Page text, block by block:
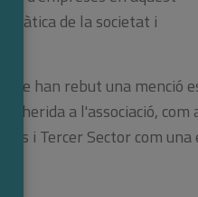
de la societat i
que han rebut una menció
a l'associació, com
i Tercer Sector com una